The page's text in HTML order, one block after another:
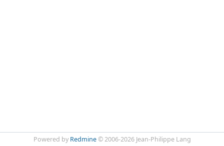
Powered by Redmine© 2006-2026 Jean-Philippe Lang